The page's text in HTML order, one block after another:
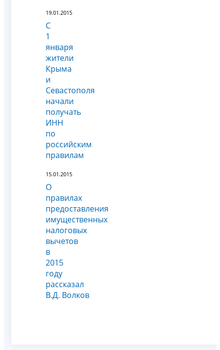
19.01.2015
С
1
января
жители
Крыма
и
Севастополя
начали
получать
ИНН
по
российским
правилам
15.01.2015
О
правилах
предоставления
имущественных
налоговых
вычетов
в
2015
году
рассказал
В.Д. Волков